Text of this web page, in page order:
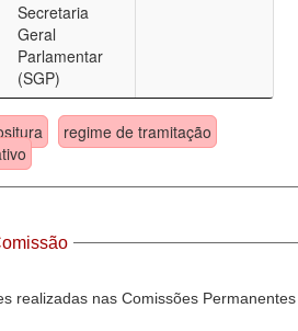
Secretaria
Geral
Parlamentar
(SGP)
regime de tramitação
realizadas nas Comissões